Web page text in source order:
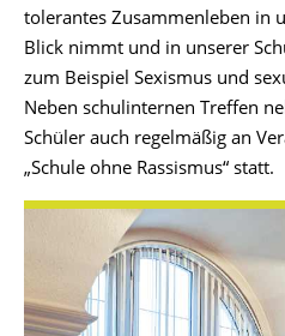
tolerantes Zusammenleben in
Blick nimmt und in unserer
zum Beispiel Sexismus und
Neben schulinternen Treffen
Schüler auch regelmäßig an
„Schule ohne Rassismus“ statt.